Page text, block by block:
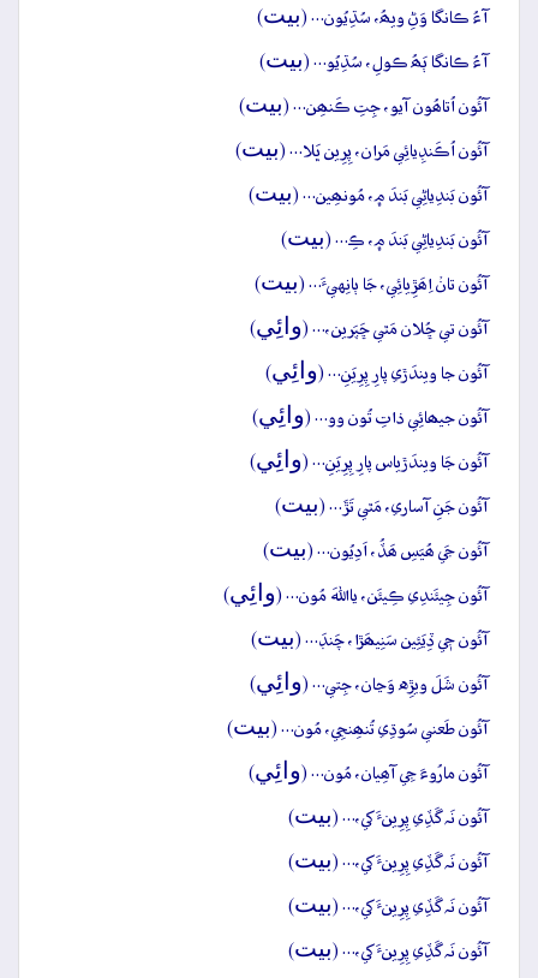
آءُ ڪانگا وَڻِ ويھُ، سُڌِيُون… (بيت)
آءُ ڪانگا ٻَھُ ڪولِ، سُڌِيُو… (بيت)
آئُون اُتاھُون آيو، جِتِ ڪَنھِن… (بيت)
آئُون اُڪَنڊِيائِي مَران، پِرِين ڀَلا… (بيت)
آئُون بَندِياڻِي بَندَ ۾، مُونھِين… (بيت)
آئُون بَندِياڻِي بَندَ ۾، ڪِ… (بيت)
آئُون تانۡ اِھَڙِيائِي، جَا ٻانِهيءَ… (بيت)
آئُون تي ڇُلان مَٿي ڇَپَرين،… (وائِي)
آئُون جا ويندَڙي پارِ پِرِيَنِ… (وائِي)
آئُون جيھائِي ذاتِ تُون وو… (وائِي)
آئُون جَا ويندَڙياس پارِ پِرِيَنِ… (وائِي)
آئُون جَنِ آساري، مَٿي تَڙَ… (بيت)
آئُون جَي ھُيَسِ ھَڏُ، اَدِيُون… (بيت)
آئُون جِيئَندِي ڪِيئَن، يااللهَ مُون… (وائِي)
آئُون جٖي ڏِيَئِين سَنِيھَڙا، چَنڊَ… (بيت)
آئُون شَلَ ويڙِه وَڃان، جِتي… (وائِي)
آئُون طَعني سُوڌِي تُنھِنجِي، مُون… (بيت)
آئُون مارُوءَ جِي آھِيان، مُون… (وائِي)
آئُون نَہ گَڏِي پِرِينءَ کي،… (بيت)
آئُون نَہ گَڏِي پِرِينءَ کي،… (بيت)
آئُون نَہ گَڏِي پِرِينءَ کي،… (بيت)
آئُون نَہ گَڏِي پِرِينءَ کي،… (بيت)